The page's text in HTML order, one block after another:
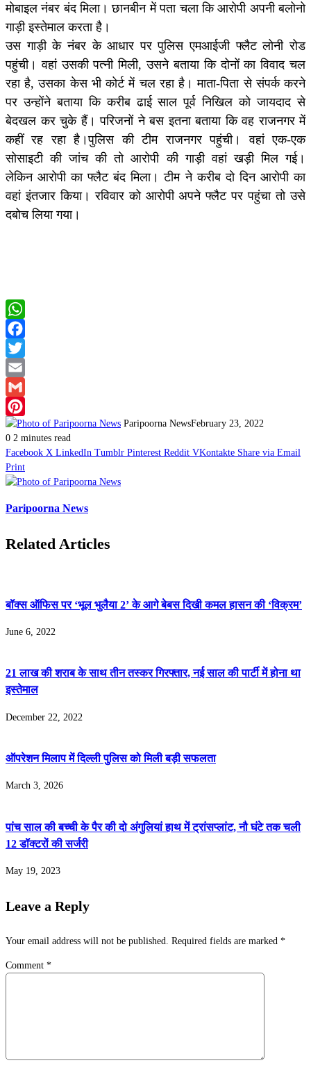
मोबाइल नंबर बंद मिला। छानबीन में पता चला कि आरोपी अपनी बलोनो
गाड़ी इस्तेमाल करता है।
उस गाड़ी के नंबर के आधार पर पुलिस एमआईजी फ्लैट लोनी रोड
पहुंची। वहां उसकी पत्नी मिली, उसने बताया कि दोनों का विवाद चल
रहा है, उसका केस भी कोर्ट में चल रहा है। माता-पिता से संपर्क करने
पर उन्होंने बताया कि करीब ढाई साल पूर्व निखिल को जायदाद से
बेदखल कर चुके हैं। परिजनों ने बस इतना बताया कि वह राजनगर में
कहीं रह रहा है।पुलिस की टीम राजनगर पहुंची। वहां एक-एक
सोसाइटी की जांच की तो आरोपी की गाड़ी वहां खड़ी मिल गई।
लेकिन आरोपी का फ्लैट बंद मिला। टीम ने करीब दो दिन आरोपी का
वहां इंतजार किया। रविवार को आरोपी अपने फ्लैट पर पहुंचा तो उसे
दबोच लिया गया।
WhatsApp
Facebook
Twitter
Email
Gmail
Pinterest
Paripoorna NewsFebruary 23, 2022
0 2 minutes read
Facebook X LinkedIn Tumblr Pinterest Reddit VKontakte Share via Email
Print
Paripoorna News
Related Articles
बॉक्‍स ऑफिस पर ‘भूल भुलैया 2’ के आगे बेबस दिखी कमल हासन की ‘विक्रम’
June 6, 2022
21 लाख की शराब के साथ तीन तस्कर गिरफ्तार, नई साल की पार्टी में होना था
इस्तेमाल
December 22, 2022
ऑपरेशन मिलाप में दिल्ली पुलिस को मिली बड़ी सफलता
March 3, 2026
पांच साल की बच्ची के पैर की दो अंगुलियां हाथ में ट्रांसप्लांट, नौ घंटे तक चली
12 डॉक्टरों की सर्जरी
May 19, 2023
Leave a Reply
Your email address will not be published. Required fields are marked *
Comment *